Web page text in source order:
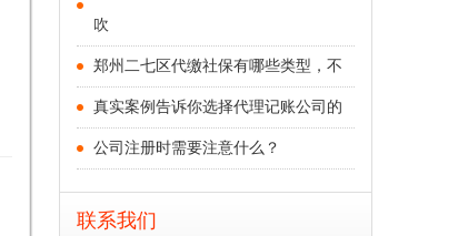
吹
郑州二七区代缴社保有哪些类型，不
真实案例告诉你选择代理记账公司的
公司注册时需要注意什么？
联系我们